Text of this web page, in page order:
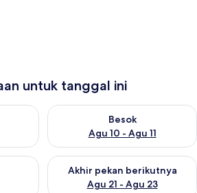
untuk tanggal ini
malam ini Agu 9 - Agu 10
Besok
Agu 10 - Agu 11
Periksa ketersediaan untuk
akhir pekan ini Agu 14 - Agu 16
Akhir pekan berikutnya
Agu 21 - Agu 23
Periksa ketersediaan untuk